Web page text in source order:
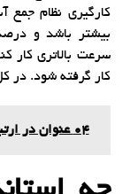
کارگیری نظام جمع
بیشتر باشد و
سرعت بالاتری کار
کار گرفته شود. در
04 عنوان در ارتباط با اینترنت اشیاء در نظافت شهری!